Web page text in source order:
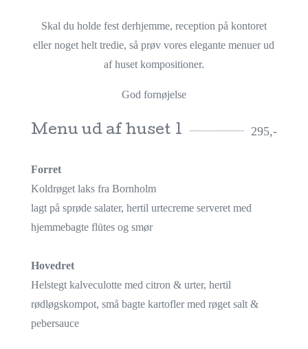
Skal du holde fest derhjemme, reception på kontoret
eller noget helt tredie, så prøv vores elegante menuer ud
af huset kompositioner.
God fornøjelse
Menu ud af huset 1 295,-
Forret
Koldrøget laks fra Bornholm
lagt på sprøde salater, hertil urtecreme serveret med
hjemmebagte flütes og smør
Hovedret
Helstegt kalveculotte med citron & urter, hertil
rødløgskompot, små bagte kartofler med røget salt &
pebersauce